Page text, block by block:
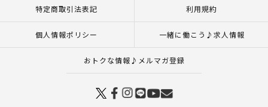
特定商取引法表記 利用規約
個人情報ポリシー 一緒に働こう♪求人情報
おトクな情報♪メルマガ登録